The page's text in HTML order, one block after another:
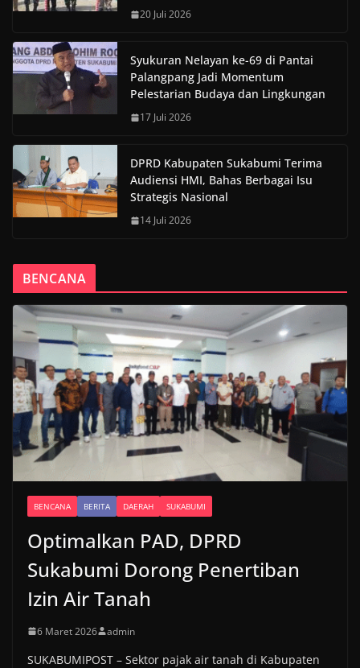
20 Juli 2026
Syukuran Nelayan ke-69 di Pantai
Palangpang Jadi Momentum
Pelestarian Budaya dan Lingkungan
17 Juli 2026
DPRD Kabupaten Sukabumi Terima
Audiensi HMI, Bahas Berbagai Isu
Strategis Nasional
14 Juli 2026
BENCANA
BENCANA BERITA DAERAH SUKABUMI
Optimalkan PAD, DPRD
Sukabumi Dorong Penertiban
Izin Air Tanah
6 Maret 2026 admin
SUKABUMIPOST – Sektor pajak air tanah di Kabupaten